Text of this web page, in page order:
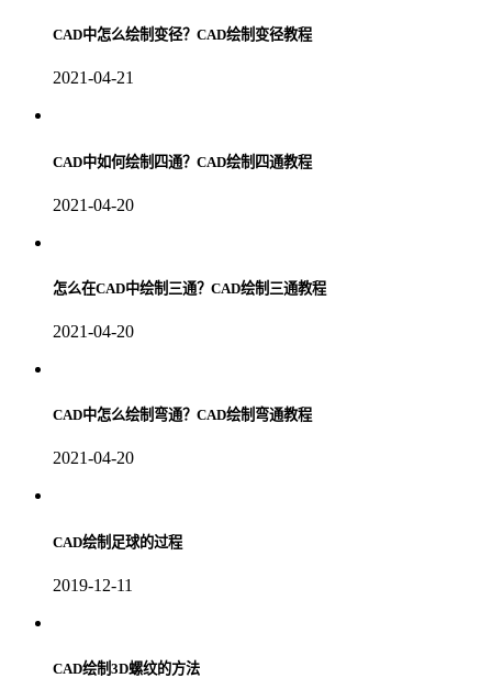
CAD中怎么绘制变径？CAD绘制变径教程
2021-04-21
CAD中如何绘制四通？CAD绘制四通教程
2021-04-20
怎么在CAD中绘制三通？CAD绘制三通教程
2021-04-20
CAD中怎么绘制弯通？CAD绘制弯通教程
2021-04-20
CAD绘制足球的过程
2019-12-11
CAD绘制3D螺纹的方法